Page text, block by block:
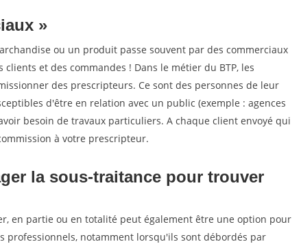
»
ou un produit passe souvent par des commerciaux
et des commandes ! Dans le métier du BTP, les
des prescripteurs. Ce sont des personnes de leur
d'être en relation avec un public (exemple : agences
besoin de travaux particuliers. A chaque client envoyé qui
à votre prescripteur.
la sous-traitance pour trouver
en partie ou en totalité peut également être une option pour
professionnels, notamment lorsqu'ils sont débordés par